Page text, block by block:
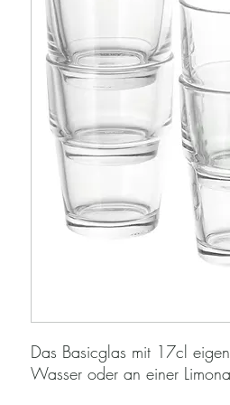
Das Basicglas mit 17cl
Wasser oder an einer